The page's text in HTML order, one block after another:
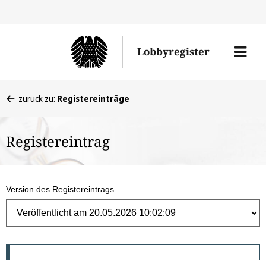
Lobbyregister
Menü
befinden
hier:
zurück zu: Registereinträge
Registereintrag
Version des Registereintrags